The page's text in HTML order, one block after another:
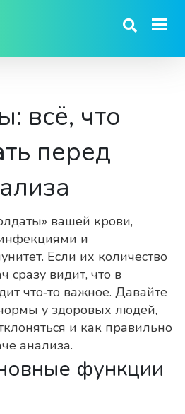
всё, что
перед
вашей крови,
и
Если их количество
сразу видит, что в
что‑то важное. Давайте
у здоровых людей,
и как правильно
анализа.
функции